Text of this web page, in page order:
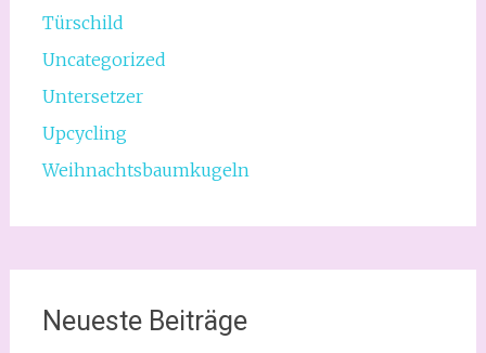
Türschild
Uncategorized
Untersetzer
Upcycling
Weihnachtsbaumkugeln
Neueste Beiträge